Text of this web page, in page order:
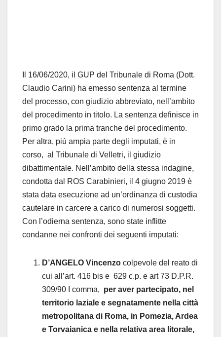
Il 16/06/2020, il GUP del Tribunale di Roma (Dott.
Claudio Carini) ha emesso sentenza al termine
del processo, con giudizio abbreviato, nell’ambito
del procedimento in titolo. La sentenza definisce in
primo grado la prima tranche del procedimento.
Per altra, più ampia parte degli imputati, è in
corso, al Tribunale di Velletri, il giudizio
dibattimentale. Nell’ambito della stessa indagine,
condotta dal ROS Carabinieri, il 4 giugno 2019 è
stata data esecuzione ad un’ordinanza di custodia
cautelare in carcere a carico di numerosi soggetti.
Con l’odierna sentenza, sono state inflitte
condanne nei confronti dei seguenti imputati:
D’ANGELO Vincenzo colpevole del reato di
cui all’art. 416 bis e 629 c.p. e art 73 D.P.R.
309/90 I comma, per aver partecipato, nel
territorio laziale e segnatamente nella città
metropolitana di Roma, in Pomezia, Ardea
e Torvaianica e nella relativa area litorale,